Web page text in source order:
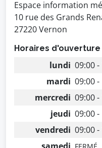
Espace information
10 rue des Grands
27220 Vernon
Horaires d'ouverture
lundi 09:00 -
mardi 09:00 -
mercredi 09:00 -
jeudi 09:00 -
vendredi 09:00 -